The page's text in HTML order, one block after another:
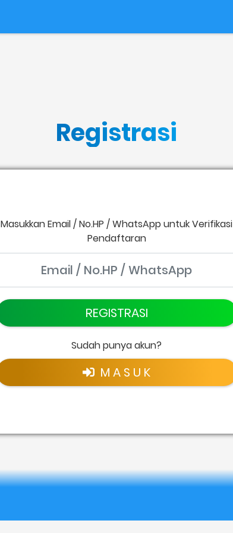
Registrasi
Masukkan Email / No.HP / WhatsApp untuk Verifikasi
Pendaftaran
REGISTRASI
Sudah punya akun?
M A S U K